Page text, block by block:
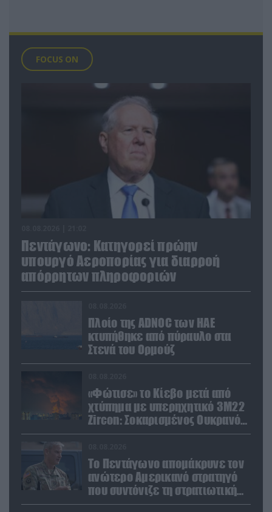
FOCUS ON
Πεντάγωνο: Κατηγορεί πρώην
υπουργό Αεροπορίας για διαρροή
απόρρητων πληροφοριών
Πλοίο της ADNOC των ΗΑΕ
κτυπήθηκε από πύραυλο στα
Στενά του Ορμούζ
«Φώτισε» το Κίεβο μετά από
χτύπημα με υπερηχητικό 3M22
Zircon: Σοκαρισμένος Ουκρανός
κατέγραψε τη στιγμή (βίντεο)
Το Πεντάγωνο απομάκρυνε τον
ανώτερο Αμερικανό στρατηγό
που συντόνιζε τη στρατιωτική
βοήθεια προς την Ουκρανία